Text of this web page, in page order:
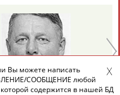
Владимир
РЫБАКОВ
Вы можете написать
СООБЩЕНИЕ любой
содержится в нашей БД